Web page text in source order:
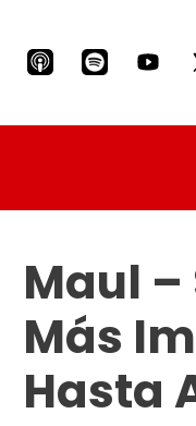
Maul
Más
Hasta